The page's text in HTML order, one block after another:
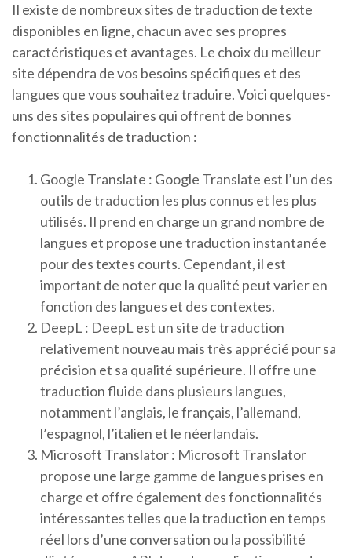
Il existe de nombreux sites de traduction de texte
disponibles en ligne, chacun avec ses propres
caractéristiques et avantages. Le choix du meilleur
site dépendra de vos besoins spécifiques et des
langues que vous souhaitez traduire. Voici quelques-
uns des sites populaires qui offrent de bonnes
fonctionnalités de traduction :
Google Translate : Google Translate est l’un des
outils de traduction les plus connus et les plus
utilisés. Il prend en charge un grand nombre de
langues et propose une traduction instantanée
pour des textes courts. Cependant, il est
important de noter que la qualité peut varier en
fonction des langues et des contextes.
DeepL : DeepL est un site de traduction
relativement nouveau mais très apprécié pour sa
précision et sa qualité supérieure. Il offre une
traduction fluide dans plusieurs langues,
notamment l’anglais, le français, l’allemand,
l’espagnol, l’italien et le néerlandais.
Microsoft Translator : Microsoft Translator
propose une large gamme de langues prises en
charge et offre également des fonctionnalités
intéressantes telles que la traduction en temps
réel lors d’une conversation ou la possibilité